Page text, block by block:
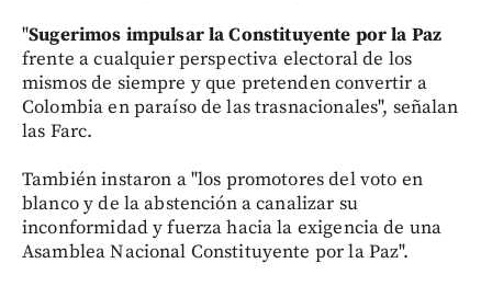
"Sugerimos impulsar la Constituyente por la Paz
frente a cualquier perspectiva electoral de los
mismos de siempre y que pretenden convertir a
Colombia en paraíso de las trasnacionales", señalan
las Farc.
También instaron a "los promotores del voto en
blanco y de la abstención a canalizar su
inconformidad y fuerza hacia la exigencia de una
Asamblea Nacional Constituyente por la Paz".